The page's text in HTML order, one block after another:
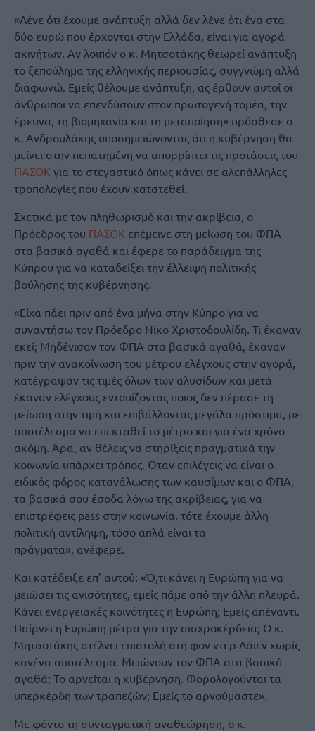
«Λένε ότι έχουμε ανάπτυξη αλλά δεν λένε ότι ένα στα
δύο ευρώ που έρχονται στην Ελλάδα, είναι για αγορά
ακινήτων. Αν λοιπόν ο κ. Μητσοτάκης θεωρεί ανάπτυξη
το ξεπούλημα της ελληνικής περιουσίας, συγγνώμη αλλά
διαφωνώ. Εμείς θέλουμε ανάπτυξη, ας έρθουν αυτοί οι
άνθρωποι να επενδύσουν στον πρωτογενή τομέα, την
έρευνα, τη βιομηχανία και τη μεταποίηση» πρόσθεσε ο
κ. Ανδρουλάκης υποσημειώνοντας ότι η κυβέρνηση θα
μείνει στην πεπατημένη να απορρίπτει τις προτάσεις του
ΠΑΣΟΚ για το στεγαστικό όπως κάνει σε αλεπάλληλες
τροπολογίες που έχουν κατατεθεί.
Σχετικά με τον πληθωρισμό και την ακρίβεια, ο
Πρόεδρος του ΠΑΣΟΚ επέμεινε στη μείωση του ΦΠΑ
στα βασικά αγαθά και έφερε το παράδειγμα της
Κύπρου για να καταδείξει την έλλειψη πολιτικής
βούλησης της κυβέρνησης.
«Είχα πάει πριν από ένα μήνα στην Κύπρο για να
συναντήσω τον Πρόεδρο Νίκο Χριστοδουλίδη. Τι έκαναν
εκεί; Μηδένισαν τον ΦΠΑ στα βασικά αγαθά, έκαναν
πριν την ανακοίνωση του μέτρου ελέγχους στην αγορά,
κατέγραψαν τις τιμές όλων των αλυσίδων και μετά
έκαναν ελέγχους εντοπίζοντας ποιος δεν πέρασε τη
μείωση στην τιμή και επιβάλλοντας μεγάλα πρόστιμα, με
αποτέλεσμα να επεκταθεί το μέτρο και για ένα χρόνο
ακόμη. Άρα, αν θέλεις να στηρίξεις πραγματικά την
κοινωνία υπάρχει τρόπος. Όταν επιλέγεις να είναι ο
ειδικός φόρος κατανάλωσης των καυσίμων και ο ΦΠΑ,
τα βασικά σου έσοδα λόγω της ακρίβειας, για να
επιστρέφεις pass στην κοινωνία, τότε έχουμε άλλη
πολιτική αντίληψη, τόσο απλά είναι τα
πράγματα», ανέφερε.
Και κατέδειξε επ’ αυτού: «Ό,τι κάνει η Ευρώπη για να
μειώσει τις ανισότητες, εμείς πάμε από την άλλη πλευρά.
Κάνει ενεργειακές κοινότητες η Ευρώπη; Εμείς απέναντι.
Παίρνει η Ευρώπη μέτρα για την αισχροκέρδεια; Ο κ.
Μητσοτάκης στέλνει επιστολή στη φον ντερ Λάιεν χωρίς
κανένα αποτέλεσμα. Μειώνουν τον ΦΠΑ στα βασικά
αγαθά; Το αρνείται η κυβέρνηση. Φορολογούνται τα
υπερκέρδη των τραπεζών; Εμείς το αρνούμαστε».
Με φόντο τη συνταγματική αναθεώρηση, ο κ.